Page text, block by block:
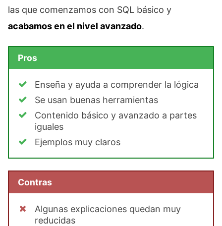
las que comenzamos con SQL básico y
acabamos en el nivel avanzado.
Pros
Enseña y ayuda a comprender la lógica
Se usan buenas herramientas
Contenido básico y avanzado a partes
iguales
Ejemplos muy claros
Contras
Algunas explicaciones quedan muy
reducidas